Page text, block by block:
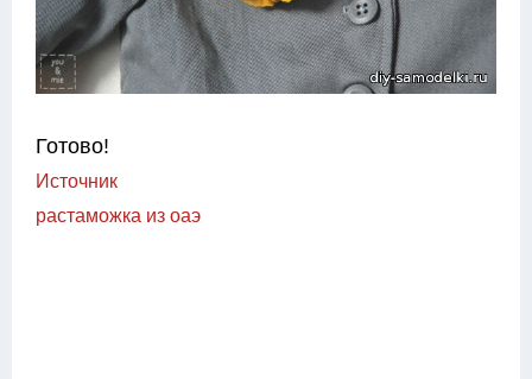
Готово!
Источник
растаможка из оаэ